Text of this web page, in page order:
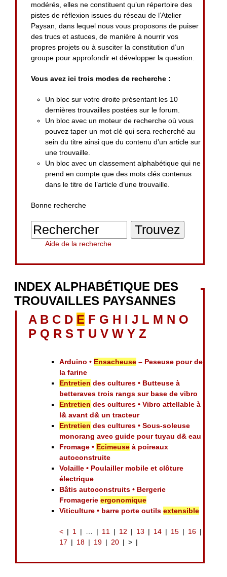
modérés, elles ne constituent qu’un répertoire des
pistes de réflexion issues du réseau de l’Atelier
Paysan, dans lequel nous vous proposons de puiser
des trucs et astuces, de manière à nourrir vos
propres projets ou à susciter la constitution d’un
groupe pour approfondir et développer la question.
Vous avez ici trois modes de recherche :
Un bloc sur votre droite présentant les 10
dernières trouvailles postées sur le forum.
Un bloc avec un moteur de recherche où vous
pouvez taper un mot clé qui sera recherché au
sein du titre ainsi que du contenu d’un article sur
une trouvaille.
Un bloc avec un classement alphabétique qui ne
prend en compte que des mots clés contenus
dans le titre de l’article d’une trouvaille.
Bonne recherche
Aide de la recherche
INDEX ALPHABÉTIQUE DES
TROUVAILLES PAYSANNES
A B C D E F G H I J L M N O
P Q R S T U V W Y Z
Arduino • Ensacheuse – Peseuse pour de
la farine
Entretien des cultures • Butteuse à
betteraves trois rangs sur base de vibro
Entretien des cultures • Vibro attellable à
l& avant d& un tracteur
Entretien des cultures • Sous-soleuse
monorang avec guide pour tuyau d& eau
Fromage • Ecimeuse à poireaux
autoconstruite
Volaille • Poulailler mobile et clôture
électrique
Bâtis autoconstruits • Bergerie
Fromagerieergonomique
Viticulture • barre porte outilsextensible
< 1 … 11 12 13 14 15
16
17
18 19 20 >